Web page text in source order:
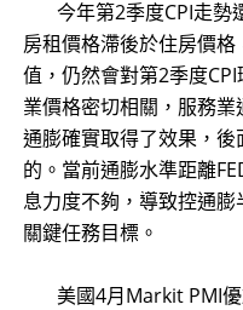
今年第2季度CPI走勢
房租價格滯後於住房價
值，仍然會對第2季度
業價格密切相關，服務
通膨確實取得了效果，
的。當前通膨水準距離
息力度不夠，導致控通
關鍵任務目標。
美國4月Markit PMI優